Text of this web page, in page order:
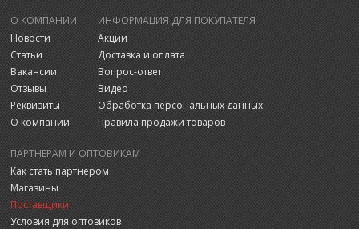
О КОМПАНИИ
Новости
Статьи
Вакансии
Отзывы
Реквизиты
О компании
ИНФОРМАЦИЯ ДЛЯ ПОКУПАТЕЛЯ
Акции
Доставка и оплата
Вопрос-ответ
Видео
Обработка персональных данных
Правила продажи товаров
ПАРТНЕРАМ И ОПТОВИКАМ
Как стать партнером
Магазины
Поставщики
Условия для оптовиков